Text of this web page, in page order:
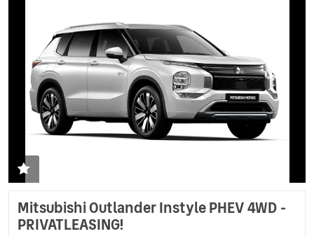
Mitsubishi Outlander Instyle PHEV 4WD -
PRIVATLEASING!